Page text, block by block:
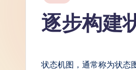
逐步构建
状态机图，通常称为状态